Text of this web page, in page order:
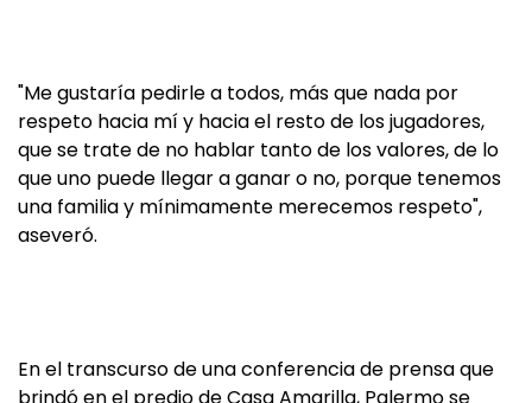
"Me gustaría pedirle a todos, más que nada por
respeto hacia mí y hacia el resto de los jugadores,
que se trate de no hablar tanto de los valores, de lo
que uno puede llegar a ganar o no, porque tenemos
una familia y mínimamente merecemos respeto",
aseveró.
En el transcurso de una conferencia de prensa que